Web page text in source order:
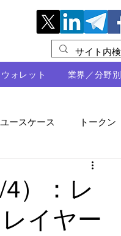
ウォレット 業界／分野別
ユースケース トークン
DeFi
）：レ
イヤー